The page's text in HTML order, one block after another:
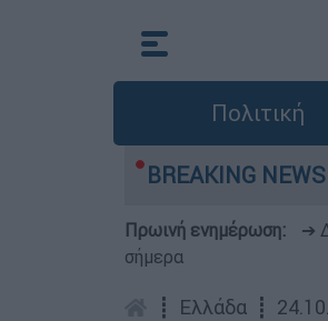
Πολιτική
BREAKING
που έχασε τη ζωή του
Πρωινή ενημέρωση: ➔
σήμερα
┋ Ελλάδα ┋